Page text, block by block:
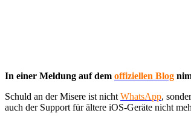
In einer Meldung auf dem offiziellen Blog
Schuld an der Misere ist nicht WhatsApp,
auch der Support für ältere iOS-Geräte nicht